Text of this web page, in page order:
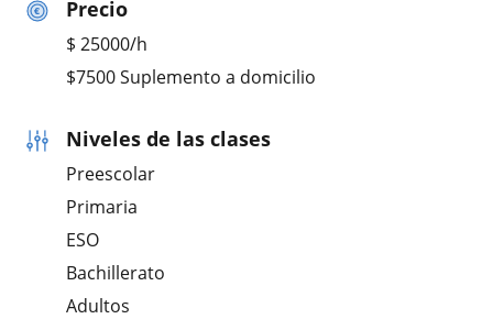
Precio
$ 25000/h
$7500 Suplemento a domicilio
Niveles de las clases
Preescolar
Primaria
ESO
Bachillerato
Adultos